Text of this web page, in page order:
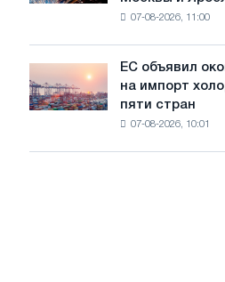
произвели
трамвайных
путей
Ярославля
07-08-2026, 11:00
объявил
окончательные
ЕС объявил
на импорт
пяти стран
07-08-2026, 10:01